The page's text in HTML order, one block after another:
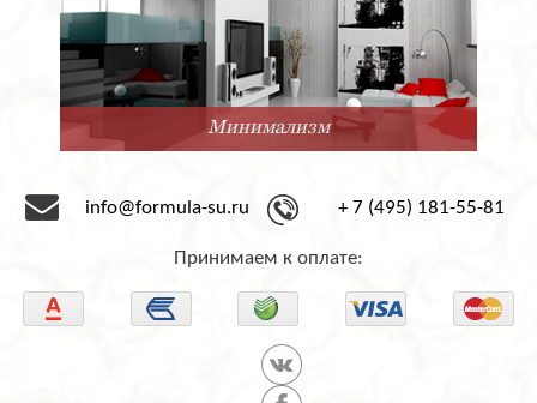
Минимализм
info@formula-su.ru + 7 (495) 181-55-81
Принимаем к оплате: